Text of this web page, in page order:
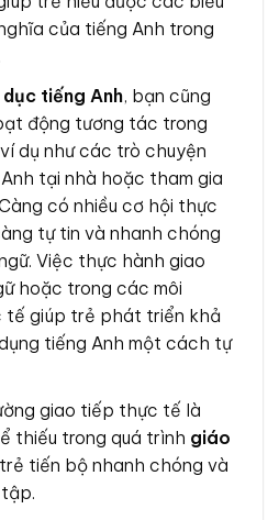
của tiếng Anh trong
tiếng Anh, bạn cũng
động tương tác trong
dụ như các trò chuyện
tại nhà hoặc tham gia
có nhiều cơ hội thực
tự tin và nhanh chóng
Việc thực hành giao
hoặc trong các môi
giúp trẻ phát triển khả
tiếng Anh một cách tự
giao tiếp thực tế là
thiếu trong quá trình giáo
tiến bộ nhanh chóng và